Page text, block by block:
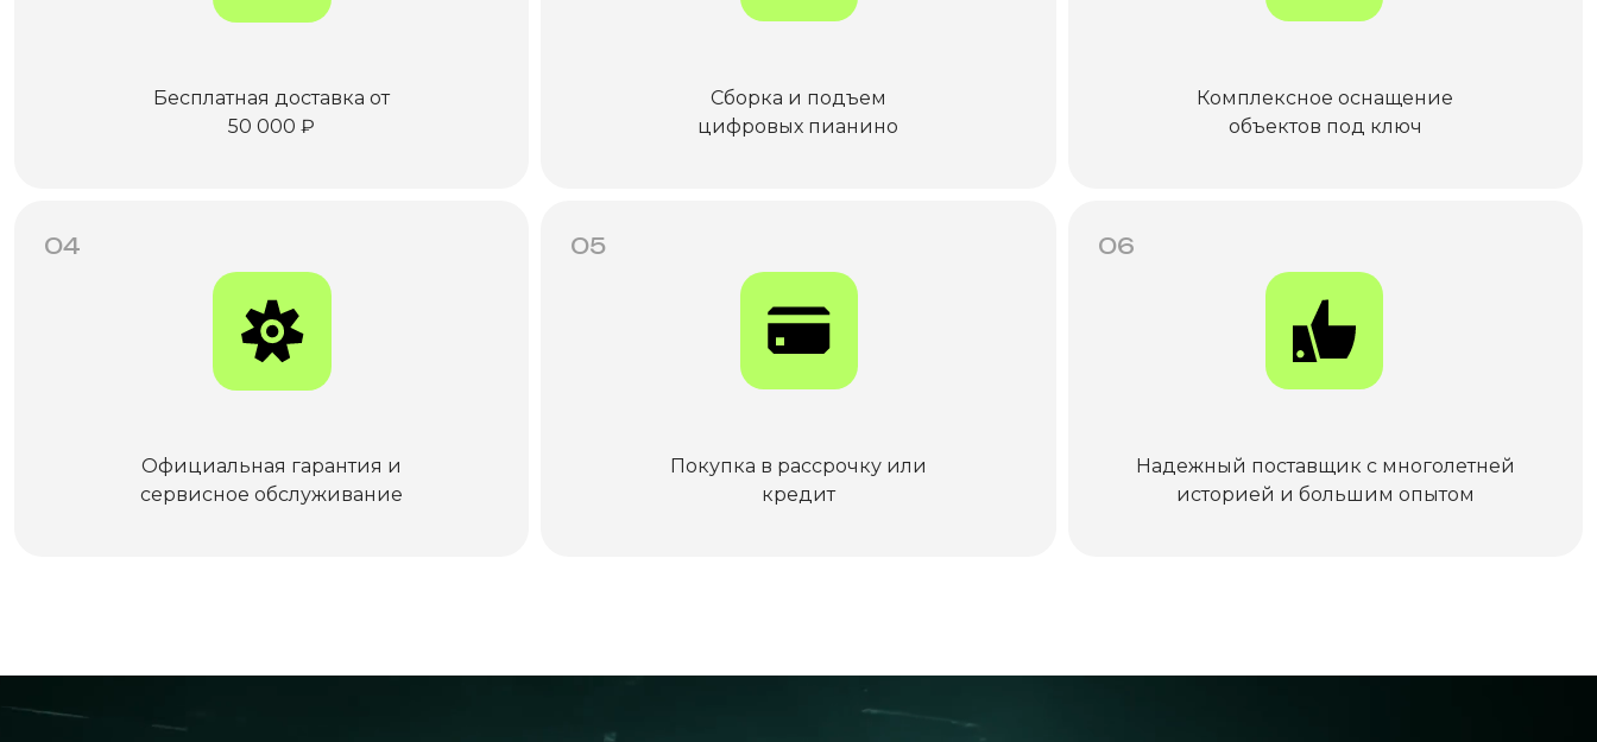
Бесплатная доставка от
50 000 ₽
Сборка и подъем
цифровых пианино
Комплексное оснащение
объектов под ключ
04
Официальная гарантия и
сервисное обслуживание
05
Покупка в рассрочку или
кредит
06
Надежный поставщик с многолетней
историей и большим опытом